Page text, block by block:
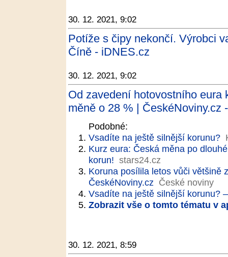
30. 12. 2021, 9:02
Potíže s čipy nekončí. Výrobci
Číně - iDNES.cz
30. 12. 2021, 9:02
Od zavedení hotovostního eura
měně o 28 % | ČeskéNoviny.cz
Podobné:
Vsadíte na ještě silnější korunu?
Kurz eura: Česká měna po
korun! stars24.cz
Koruna posílila letos vůči většině
ČeskéNoviny.cz České noviny
Vsadíte na ještě silnější korunu?
Zobrazit vše o tomto tématu v
30. 12. 2021, 8:59